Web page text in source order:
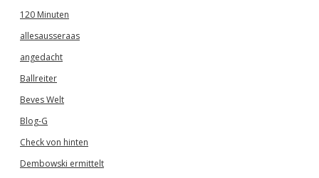
120 Minuten
allesausseraas
angedacht
Ballreiter
Beves Welt
Blog-G
Check von hinten
Dembowski ermittelt